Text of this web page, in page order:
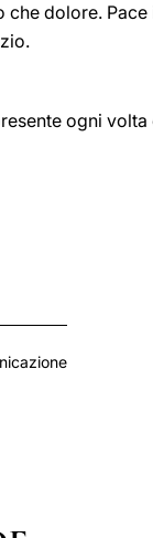
dolore.
ogni